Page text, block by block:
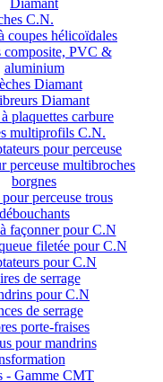
C.N.
coupes hélicoïdales
composite, PVC &
aluminium
Diamant
Diamant
plaquettes carbure
multiprofils C.N.
pour perceuse
perceuse multibroches
borgnes
perceuse trous
débouchants
façonner pour C.N
filetée pour C.N
pour C.N
de serrage
pour C.N
de serrage
porte-fraises
pour mandrins
- Gamme CMT